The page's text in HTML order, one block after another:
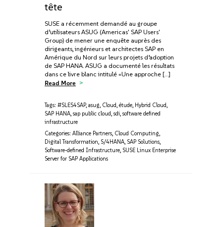
tête
SUSE a récemment demandé au groupe
d’utilisateurs ASUG (Americas' SAP Users'
Group) de mener une enquête auprès des
dirigeants, ingénieurs et architectes SAP en
Amérique du Nord sur leurs projets d’adoption
de SAP HANA. ASUG a documenté les résultats
dans ce livre blanc intitulé «Une approche […]
Read More
Tags: #SLES4SAP, asug, Cloud, étude, Hybrid Cloud,
SAP HANA, sap public cloud, sdi, software defined
infrastructure
Categories: Alliance Partners, Cloud Computing,
Digital Transformation, S/4HANA, SAP Solutions,
Software-defined Infrastructure, SUSE Linux Enterprise
Server for SAP Applications